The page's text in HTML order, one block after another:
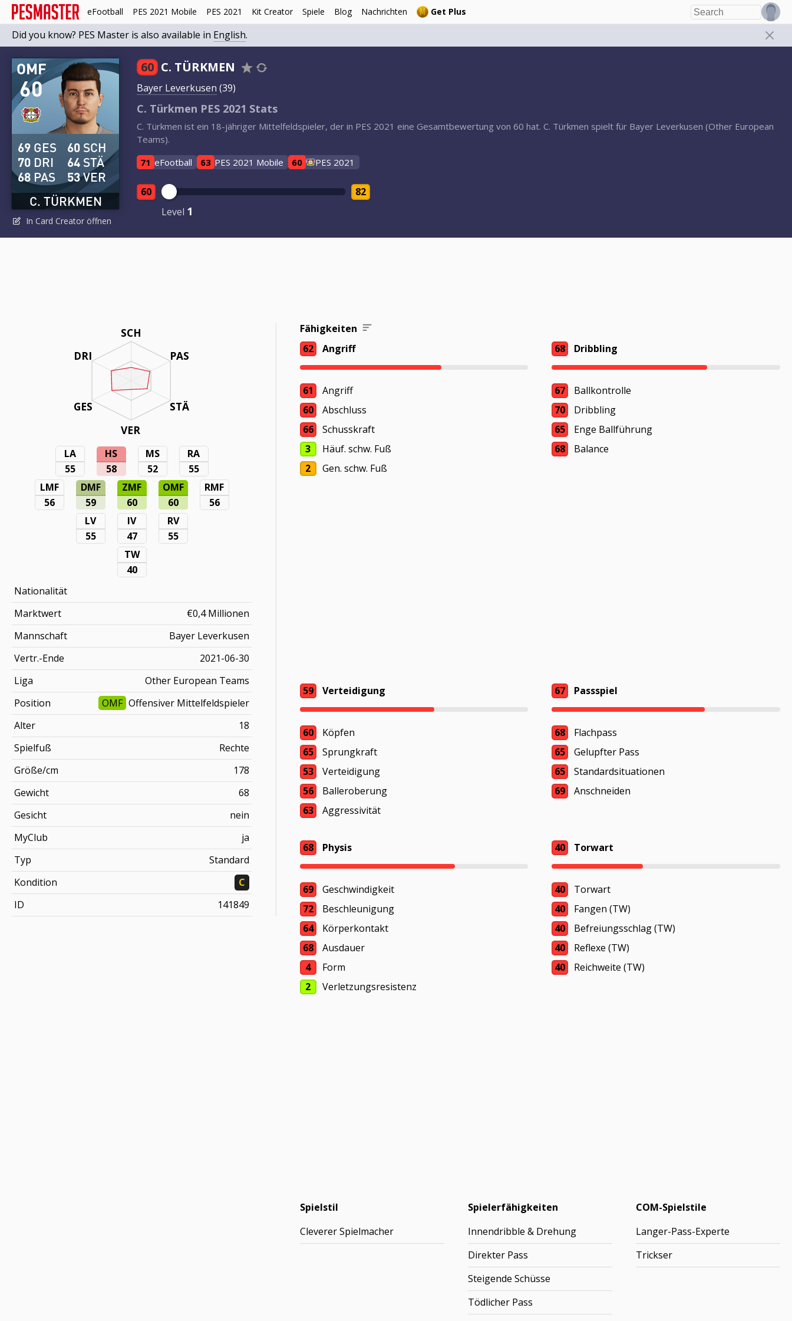
eFootball PES 2021 Mobile PES 2021 Kit Creator Spiele Blog Nachrichten Get Plus
Did you know? PES Master is also available in English.
60
OMF
C. TÜRKMEN
69 GES
70 DRI
68 PAS
60 SCH
64 STÄ
53VER
In Card Creator öffnen
60 C. TÜRKMEN
Bayer Leverkusen (39)
C. Türkmen PES 2021 Stats
C. Türkmen ist ein 18-jähriger Mittelfeldspieler, der in PES 2021 eine Gesamtbewertung von 60 hat. C. Türkmen spielt für Bayer Leverkusen (Other European
Teams).
71 eFootball 63 PES 2021 Mobile 60 PES 2021
60
Level 1
82
SCH
PAS
STÄ
VER
DRI
GES
LA
55
HS
58
MS
52
RA
55
LMF
56
DMF
59
ZMF
60
OMF
60
RMF
56
LV
55
IV
47
RV
55
TW
40
Nationalität
Marktwert
€0,4 Millionen
Mannschaft
Bayer Leverkusen
Vertr.-Ende
2021-06-30
Liga
Other European Teams
Position
OMF Offensiver Mittelfeldspieler
Alter
18
Spielfuß
Rechte
Größe/cm
178
Gewicht
68
Gesicht
nein
MyClub
ja
Typ
Standard
Kondition
C
ID
141849
Fähigkeiten
62
Angriff
61
Angriff
60
Abschluss
66
Schusskraft
3
Häuf. schw. Fuß
2
Gen. schw. Fuß
68 Dribbling
67
Ballkontrolle
70
Dribbling
65
Enge Ballführung
68
Balance
59 Verteidigung
60
Köpfen
65
Sprungkraft
53
Verteidigung
56
Balleroberung
63
Aggressivität
67 Passspiel
68
Flachpass
65
Gelupfter Pass
65
Standardsituationen
69
Anschneiden
68 Physis
69
Geschwindigkeit
72
Beschleunigung
64
Körperkontakt
68
Ausdauer
4
Form
2
Verletzungsresistenz
40 Torwart
40
Torwart
40
Fangen (TW)
40
Befreiungsschlag (TW)
40
Reflexe (TW)
40
Reichweite (TW)
Spielstil
Cleverer Spielmacher
Spielerfähigkeiten
Innendribble & Drehung
Direkter Pass
Steigende Schüsse
Tödlicher Pass
COM-Spielstile
Langer-Pass-Experte
Trickser